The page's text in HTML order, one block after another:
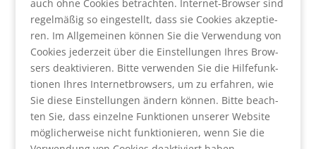
auch ohne Coo­kies betrach­ten. Inter­net-Brow­ser sind
regel­mä­ßig so ein­ge­stellt, dass sie Coo­kies akzep­tie­
ren. Im All­ge­mei­nen kön­nen Sie die Ver­wen­dung von
Coo­kies jeder­zeit über die Ein­stel­lun­gen Ihres Brow­
sers deak­ti­vie­ren. Bit­te ver­wen­den Sie die Hil­fe­funk­
tio­nen Ihres Inter­net­brow­sers, um zu erfah­ren, wie
Sie die­se Ein­stel­lun­gen ändern kön­nen. Bit­te beach­
ten Sie, dass ein­zel­ne Funk­tio­nen unse­rer Web­site
mög­li­cher­wei­se nicht funk­tio­nie­ren, wenn Sie die